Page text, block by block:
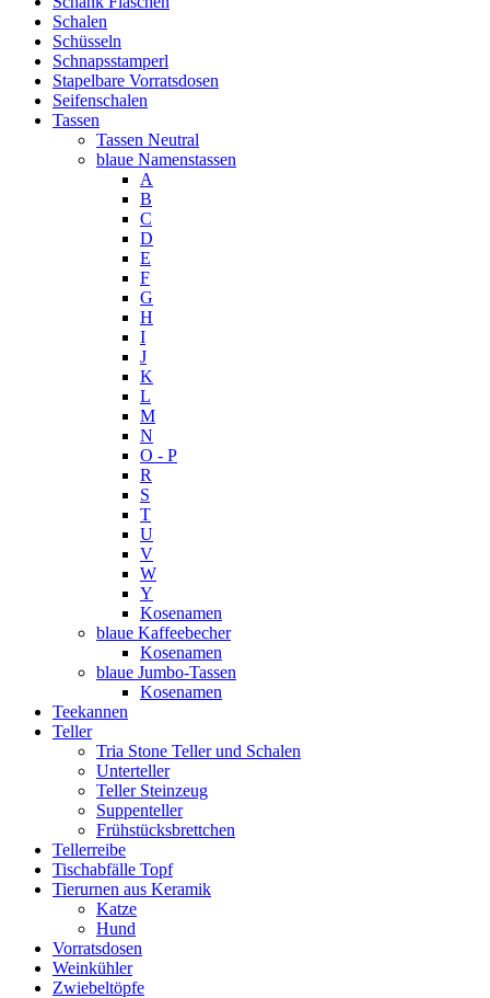
Schalen
Schüsseln
Schnapsstamperl
Stapelbare Vorratsdosen
Seifenschalen
Tassen
Tassen Neutral
blaue Namenstassen
A
B
C
D
E
F
G
H
I
J
K
L
M
N
O - P
R
S
T
U
V
W
Y
Kosenamen
blaue Kaffeebecher
Kosenamen
blaue Jumbo-Tassen
Kosenamen
Teekannen
Teller
Tria Stone Teller und Schalen
Unterteller
Teller Steinzeug
Suppenteller
Frühstücksbrettchen
Tellerreibe
Tischabfälle Topf
Tierurnen aus Keramik
Katze
Hund
Vorratsdosen
Weinkühler
Zwiebeltöpfe